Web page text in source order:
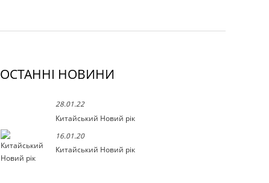
ОСТАННІ НОВИНИ
28.01.22
Китайський Новий рік
16.01.20
Китайський Новий рік